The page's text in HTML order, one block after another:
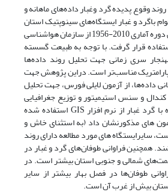
وقوع پدیده گرد وغبار داده‌های ماهانه و
باگرد و غبار ایستگاه‌های سینوپتیک استان
سیستان و بلوچستان طی دوره آماری 2010-1956 از سازمان هواشناسی
قرار گرفت. با توجه به طبیعت گسسته
سری زمانی جهت تحلیل روند داده‌ها
مناسب‌تر است. دراین پژوهش جهت
داده‌ها، از آزمون لایلی فورس، جهت تحلیل
و سنس استیمیتور و توزیع جغرافیایی
نوع روند روزهای همراه با گرد غبار از نرم افزار GIS استفاده شده
های مذکورنشان داد (به استثنای خاش و
سایرایستگاه های مورد مطالعه دارای روند
همچنین فراوانی طوفان‌های گرد و غبار در
شمالی و جنوبی استان بیشتر است. در
طوفان‌ها در فصل بهار بیشتر از سایر
بیش از غرب آن است.